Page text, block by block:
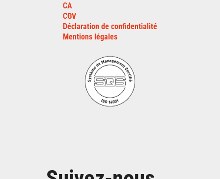
CA
CGV
Déclaration de confidentialité
Mentions légales